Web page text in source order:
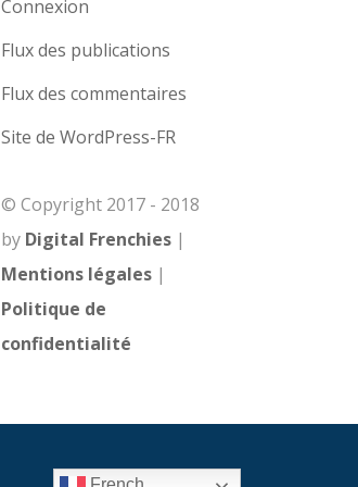
Connexion
Flux des publications
Flux des commentaires
Site de WordPress-FR
© Copyright 2017 - 2018
by Digital Frenchies |
Mentions légales |
Politique de
confidentialité